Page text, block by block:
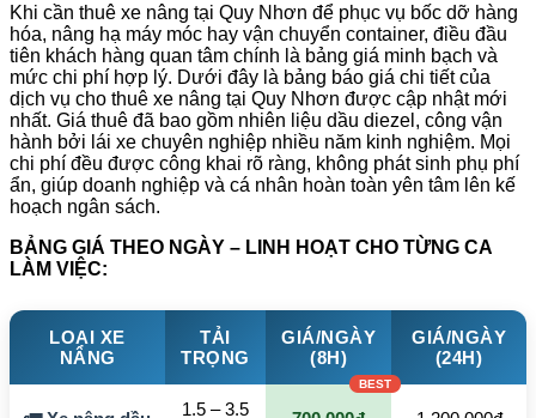
Khi cần thuê xe nâng tại Quy Nhơn để phục vụ bốc dỡ hàng
hóa, nâng hạ máy móc hay vận chuyển container, điều đầu
tiên khách hàng quan tâm chính là bảng giá minh bạch và
mức chi phí hợp lý. Dưới đây là bảng báo giá chi tiết của
dịch vụ cho thuê xe nâng tại Quy Nhơn được cập nhật mới
nhất. Giá thuê đã bao gồm nhiên liệu dầu diezel, công vận
hành bởi lái xe chuyên nghiệp nhiều năm kinh nghiệm. Mọi
chi phí đều được công khai rõ ràng, không phát sinh phụ phí
ẩn, giúp doanh nghiệp và cá nhân hoàn toàn yên tâm lên kế
hoạch ngân sách.
BẢNG GIÁ THEO NGÀY – LINH HOẠT CHO TỪNG CA
LÀM VIỆC:
LOẠI XE
NÂNG
TẢI
TRỌNG
GIÁ/NGÀY
(8H)
GIÁ/NGÀY
(24H)
1.5 – 3.5